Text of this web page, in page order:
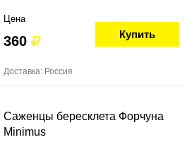
Цена
360 Купить
Доставка: Россия
Саженцы бересклета Форчуна
Minimus